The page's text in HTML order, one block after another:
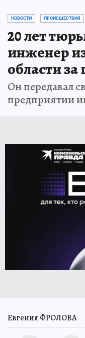
НОВОСТИ ПРОИСШЕСТВИЯ
20 лет
инженер
области
Он передавал
предприятии
Евгения ФРОЛОВА